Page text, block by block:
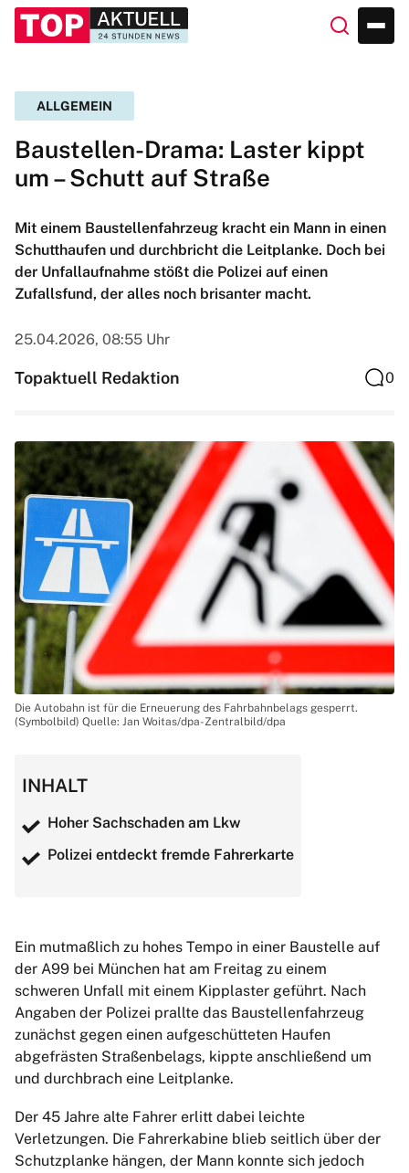
ALLGEMEIN
Baustellen-Drama: Laster kippt
um – Schutt auf Straße
Mit einem Baustellenfahrzeug kracht ein Mann in einen
Schutthaufen und durchbricht die Leitplanke. Doch bei
der Unfallaufnahme stößt die Polizei auf einen
Zufallsfund, der alles noch brisanter macht.
25.04.2026, 08:55 Uhr
Topaktuell Redaktion 0
Die Autobahn ist für die Erneuerung des Fahrbahnbelags gesperrt.
(Symbolbild) Quelle: Jan Woitas/dpa-Zentralbild/dpa
INHALT
Hoher Sachschaden am Lkw
Polizei entdeckt fremde Fahrerkarte
Ein mutmaßlich zu hohes Tempo in einer Baustelle auf
der A99 bei München hat am Freitag zu einem
schweren Unfall mit einem Kipplaster geführt. Nach
Angaben der Polizei prallte das Baustellenfahrzeug
zunächst gegen einen aufgeschütteten Haufen
abgefrästen Straßenbelags, kippte anschließend um
und durchbrach eine Leitplanke.
Der 45 Jahre alte Fahrer erlitt dabei leichte
Verletzungen. Die Fahrerkabine blieb seitlich über der
Schutzplanke hängen, der Mann konnte sich jedoch